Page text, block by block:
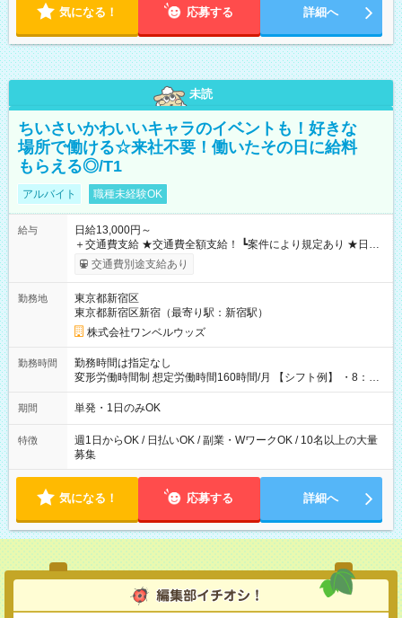
気になる！ 応募する 詳細へ
未読
ちいさいかわいいキャラのイベントも！好きな
場所で働ける☆来社不要！働いたその日に給料
もらえる◎/T1
アルバイト 職種未経験OK
給与
日給13,000円～
＋交通費支給 ★交通費全額支給！ ┗案件により規定あり ★日払
いOK！（規定あり） ┗働いたその日に現金GET♪ お仕事後はコ
ンビニATMから 日払い分を引き落とせます！ 【試用期間】試
交通費別途支給あり
勤務地
東京都新宿区
東京都新宿区新宿（最寄り駅：新宿駅）
株式会社ワンベルウッズ
勤務時間
勤務時間は指定なし
変形労働時間制 想定労働時間160時間/月 【シフト例】 ・8：00
～21：00
期間 単発・1日のみOK
特徴
週1日からOK / 日払いOK / 副業・WワークOK / 10名以上の大量
募集
気になる！ 応募する 詳細へ